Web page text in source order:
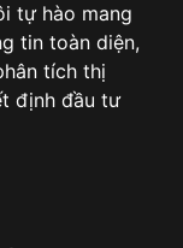
tự hào mang
tin toàn diện,
tích thị
định đầu tư